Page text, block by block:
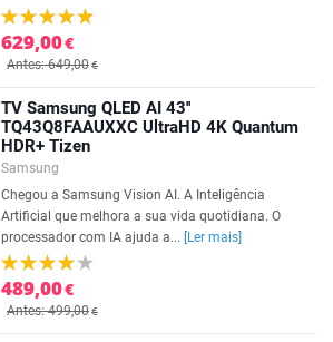
629,00€
Antes: 649,00€
TV Samsung QLED AI 43''
TQ43Q8FAAUXXC UltraHD 4K Quantum
HDR+ Tizen
Samsung
Chegou a Samsung Vision AI. A Inteligência
Artificial que melhora a sua vida quotidiana. O
processador com IA ajuda a...
[Ler mais]
489,00€
Antes: 499,00€